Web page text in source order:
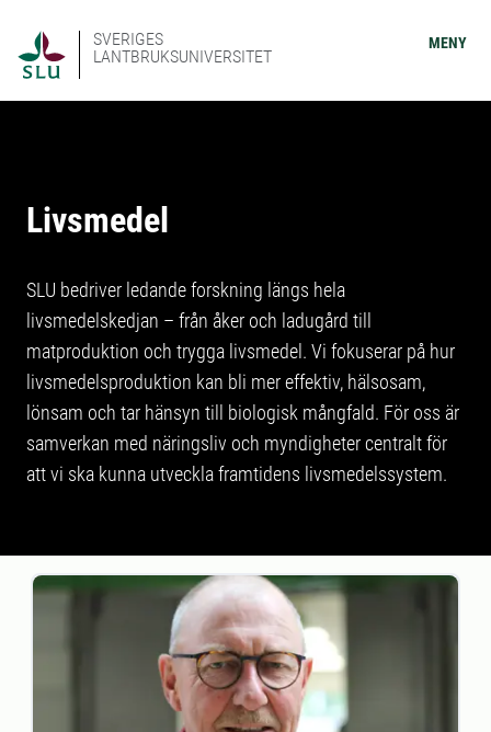
SVERIGES
LANTBRUKSUNIVERSITET
MENY
Livsmedel
SLU bedriver ledande forskning längs hela
livsmedelskedjan – från åker och ladugård till
matproduktion och trygga livsmedel. Vi fokuserar på hur
livsmedelsproduktion kan bli mer effektiv, hälsosam,
lönsam och tar hänsyn till biologisk mångfald. För oss är
samverkan med näringsliv och myndigheter centralt för
att vi ska kunna utveckla framtidens livsmedelssystem.